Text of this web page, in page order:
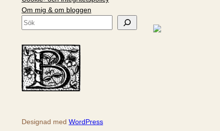
Om mig & om bloggen
S
k
Designad med WordPress